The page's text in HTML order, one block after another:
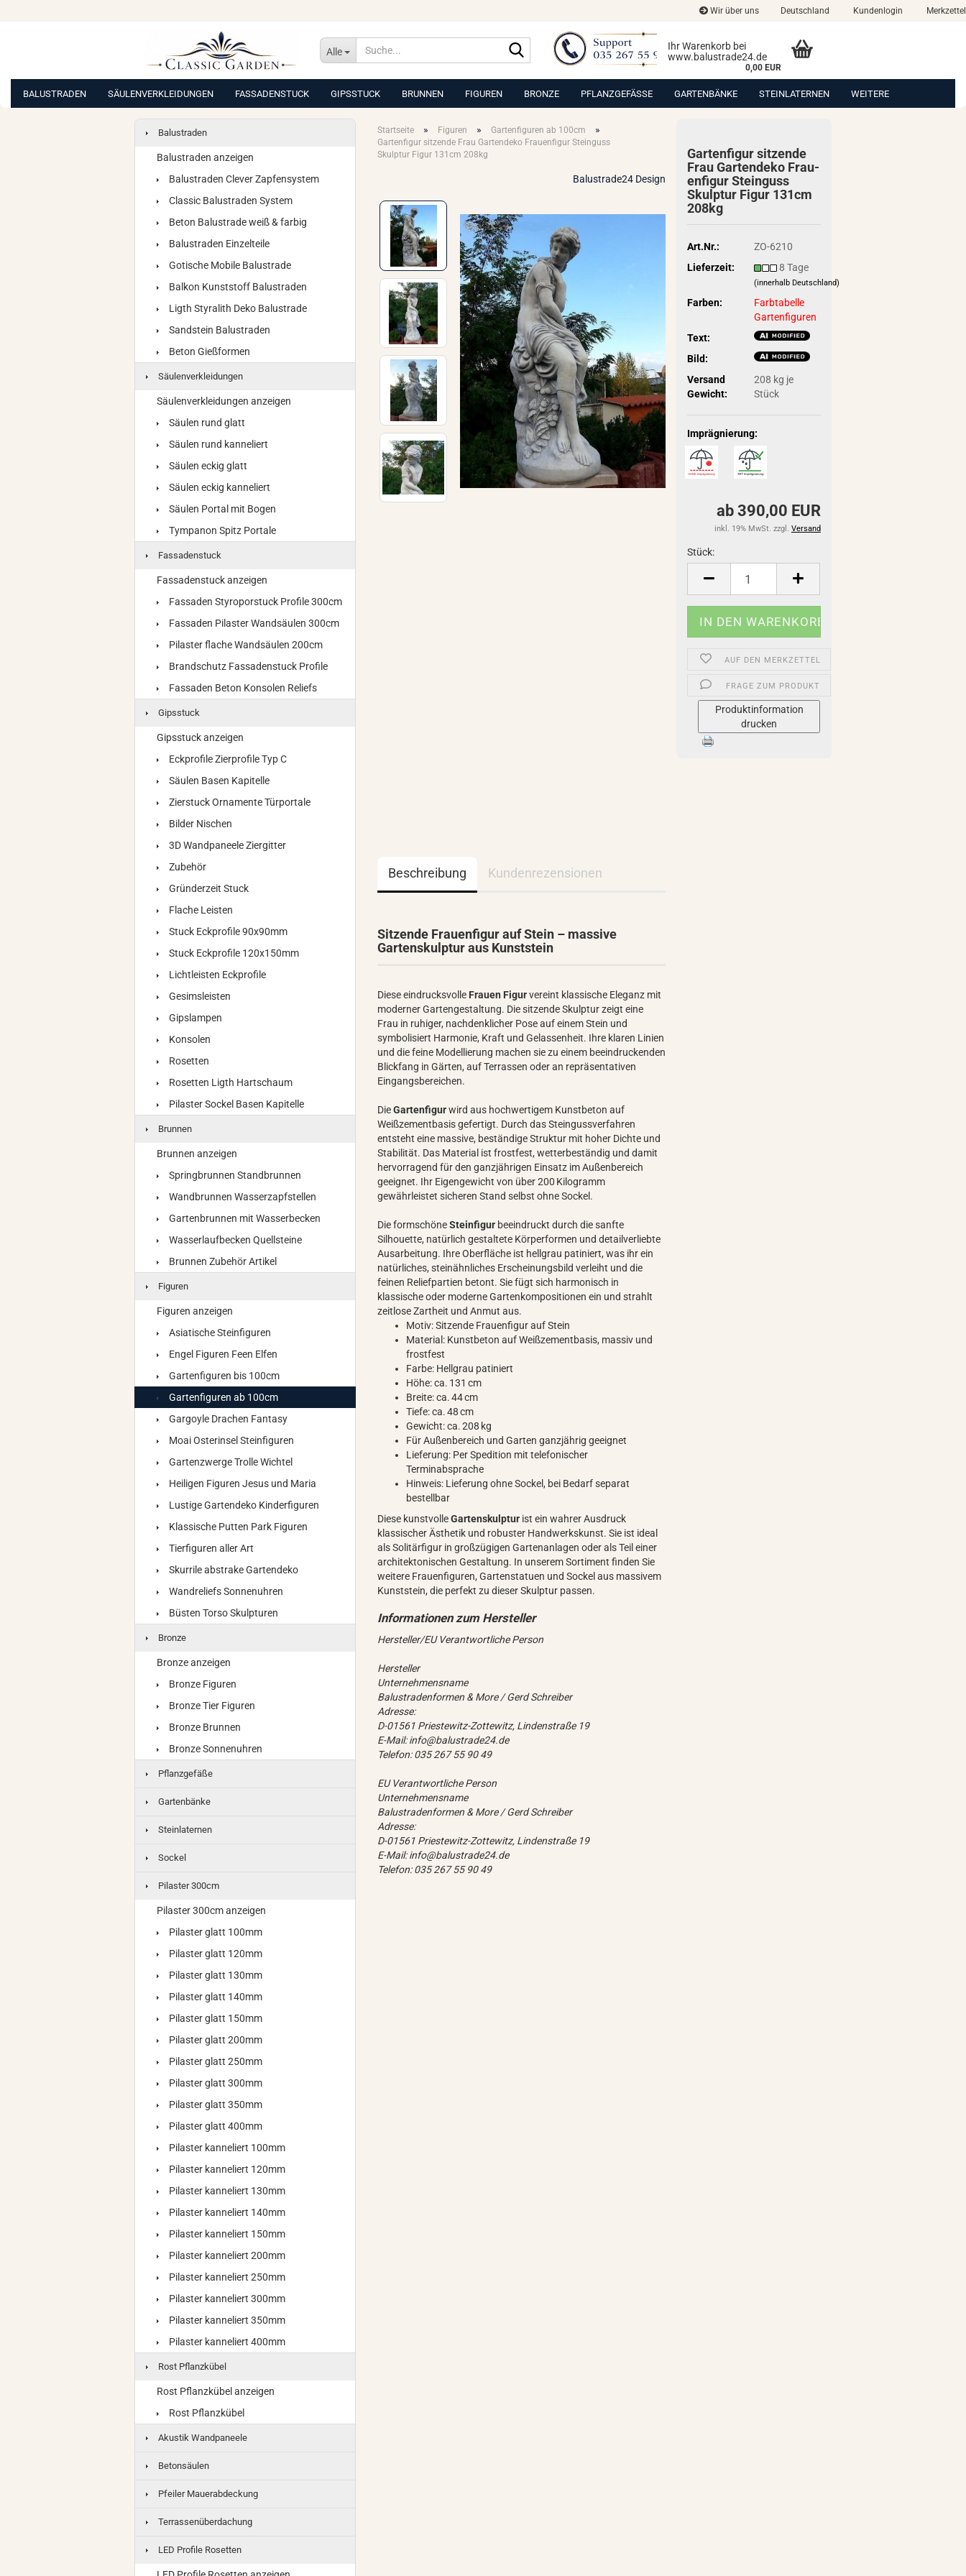
Wir über uns Deutschland Kundenlogin Merkzettel
Alle
Suche...
Ihr Warenkorb bei
www.balustrade24.de
0,00 EUR
BALUSTRADEN SÄULENVERKLEIDUNGEN FASSADENSTUCK GIPSSTUCK BRUNNEN FIGUREN BRONZE PFLANZGEFÄSSE GARTENBÄNKE STEINLATERNEN WEITERE
Startseite » Figuren » Gartenfiguren ab 100cm »
Gartenfigur sitzende Frau Gartendeko Frauenfigur Steinguss
Skulptur Figur 131cm 208kg
Balustrade24 Design
Gar­ten­fi­gur sit­zen­de
Frau Gar­ten­de­ko Frau­
en­fi­gur Stein­guss
Skulp­tur Figur 131cm
208kg
Art.Nr.:
ZO-6210
Lieferzeit:
8 Tage
(innerhalb Deutschland)
Farben:
Farbtabelle
Gartenfiguren
Text:
Bild:
Versand
Gewicht:
208 kg je
Stück
Imprägnierung:
ab 390,00 EUR
inkl. 19% MwSt. zzgl. Versand
Stück:
Stück
AUF DEN MERKZETTEL
FRAGE ZUM PRODUKT
Produktinformation
drucken
Beschreibung Kundenrezensionen
Sitzende Frauenfigur auf Stein – massive
Gartenskulptur aus Kunststein
Diese eindrucksvolle Frauen Figurvereint klassische Eleganz mit
moderner Gartengestaltung. Die sitzende Skulptur zeigt eine
Frau in ruhiger, nachdenklicher Pose auf einem Stein und
symbolisiert Harmonie, Kraft und Gelassenheit. Ihre klaren Linien
und die feine Modellierung machen sie zu einem beeindruckenden
Blickfang in Gärten, auf Terrassen oder an repräsentativen
Eingangsbereichen.
DieGartenfigurwird aus hochwertigem Kunstbeton auf
Weißzementbasis gefertigt. Durch das Steingussverfahren
entsteht eine massive, beständige Struktur mit hoher Dichte und
Stabilität. Das Material ist frostfest, wetterbeständig und damit
hervorragend für den ganzjährigen Einsatz im Außenbereich
geeignet. Ihr Eigengewicht von über 200 Kilogramm
gewährleistet sicheren Stand selbst ohne Sockel.
Die formschöneSteinfigur beeindruckt durch die sanfte
Silhouette, natürlich gestaltete Körperformen und detailverliebte
Ausarbeitung. Ihre Oberfläche ist hellgrau patiniert, was ihr ein
natürliches, steinähnliches Erscheinungsbild verleiht und die
feinen Reliefpartien betont. Sie fügt sich harmonisch in
klassische oder moderne Gartenkompositionen ein und strahlt
zeitlose Zartheit und Anmut aus.
Motiv: Sitzende Frauenfigur auf Stein
Material: Kunstbeton auf Weißzementbasis, massiv und
frostfest
Farbe: Hellgrau patiniert
Höhe: ca. 131 cm
Breite: ca. 44 cm
Tiefe: ca. 48 cm
Gewicht: ca. 208 kg
Für Außenbereich und Garten ganzjährig geeignet
Lieferung: Per Spedition mit telefonischer
Terminabsprache
Hinweis: Lieferung ohne Sockel, bei Bedarf separat
bestellbar
Diese kunstvolleGartenskulptur ist ein wahrer Ausdruck
klassischer Ästhetik und robuster Handwerkskunst. Sie ist ideal
als Solitärfigur in großzügigen Gartenanlagen oder als Teil einer
architektonischen Gestaltung. In unserem Sortiment finden Sie
weitere Frauenfiguren, Gartenstatuen und Sockel aus massivem
Kunststein, die perfekt zu dieser Skulptur passen.
Hersteller/EU Verantwortliche Person
Hersteller
Unternehmensname
Balustradenformen & More / Gerd Schreiber
Adresse:
D-01561 Priestewitz-Zottewitz, Lindenstraße 19
E-Mail: info@balustrade24.de
Telefon: 035 267 55 90 49
EU Verantwortliche Person
Unternehmensname
Balustradenformen & More / Gerd Schreiber
Adresse:
D-01561 Priestewitz-Zottewitz, Lindenstraße 19
E-Mail: info@balustrade24.de
Telefon: 035 267 55 90 49
Balustraden
Balustraden anzeigen
Balustraden Clever Zapfensystem
Classic Balustraden System
Beton Balustrade weiß & farbig
Balustraden Einzelteile
Gotische Mobile Balustrade
Balkon Kunststoff Balustraden
Ligth Styralith Deko Balustrade
Sandstein Balustraden
Beton Gießformen
Säulenverkleidungen
Säulenverkleidungen anzeigen
Säulen rund glatt
Säulen rund kanneliert
Säulen eckig glatt
Säulen eckig kanneliert
Säulen Portal mit Bogen
Tympanon Spitz Portale
Fassadenstuck
Fassadenstuck anzeigen
Fassaden Styroporstuck Profile 300cm
Fassaden Pilaster Wandsäulen 300cm
Pilaster flache Wandsäulen 200cm
Brandschutz Fassadenstuck Profile
Fassaden Beton Konsolen Reliefs
Gipsstuck
Gipsstuck anzeigen
Eckprofile Zierprofile Typ C
Säulen Basen Kapitelle
Zierstuck Ornamente Türportale
Bilder Nischen
3D Wandpaneele Ziergitter
Zubehör
Gründerzeit Stuck
Flache Leisten
Stuck Eckprofile 90x90mm
Stuck Eckprofile 120x150mm
Lichtleisten Eckprofile
Gesimsleisten
Gipslampen
Konsolen
Rosetten
Rosetten Ligth Hartschaum
Pilaster Sockel Basen Kapitelle
Brunnen
Brunnen anzeigen
Springbrunnen Standbrunnen
Wandbrunnen Wasserzapfstellen
Gartenbrunnen mit Wasserbecken
Wasserlaufbecken Quellsteine
Brunnen Zubehör Artikel
Figuren
Figuren anzeigen
Asiatische Steinfiguren
Engel Figuren Feen Elfen
Gartenfiguren bis 100cm
Gartenfiguren ab 100cm
Gargoyle Drachen Fantasy
Moai Osterinsel Steinfiguren
Gartenzwerge Trolle Wichtel
Heiligen Figuren Jesus und Maria
Lustige Gartendeko Kinderfiguren
Klassische Putten Park Figuren
Tierfiguren aller Art
Skurrile abstrake Gartendeko
Wandreliefs Sonnenuhren
Büsten Torso Skulpturen
Bronze
Bronze anzeigen
Bronze Figuren
Bronze Tier Figuren
Bronze Brunnen
Bronze Sonnenuhren
Pflanzgefäße
Gartenbänke
Steinlaternen
Sockel
Pilaster 300cm
Pilaster 300cm anzeigen
Pilaster glatt 100mm
Pilaster glatt 120mm
Pilaster glatt 130mm
Pilaster glatt 140mm
Pilaster glatt 150mm
Pilaster glatt 200mm
Pilaster glatt 250mm
Pilaster glatt 300mm
Pilaster glatt 350mm
Pilaster glatt 400mm
Pilaster kanneliert 100mm
Pilaster kanneliert 120mm
Pilaster kanneliert 130mm
Pilaster kanneliert 140mm
Pilaster kanneliert 150mm
Pilaster kanneliert 200mm
Pilaster kanneliert 250mm
Pilaster kanneliert 300mm
Pilaster kanneliert 350mm
Pilaster kanneliert 400mm
Rost Pflanzkübel
Rost Pflanzkübel anzeigen
Rost Pflanzkübel
Akustik Wandpaneele
Betonsäulen
Pfeiler Mauerabdeckung
Terrassenüberdachung
LED Profile Rosetten